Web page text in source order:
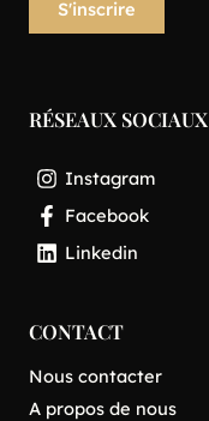
RÉSEAUX SOCIAUX
Instagram
Facebook
Linkedin
CONTACT
Nous contacter
A propos de nous